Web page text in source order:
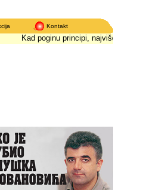
Kontakt
Kad poginu principi, najviše strada istina